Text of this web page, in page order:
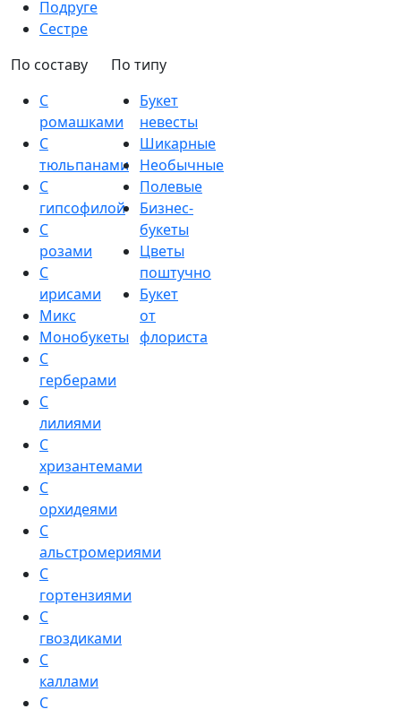
Подруге
Сестре
По составу
С
ромашками
С
тюльпанами
С
гипсофилой
С
розами
С
ирисами
Микс
Монобукеты
С
герберами
С
лилиями
С
хризантемами
С
орхидеями
С
альстромериями
С
гортензиями
С
гвоздиками
С
каллами
С
По типу
Букет
невесты
Шикарные
Необычные
Полевые
Бизнес-
букеты
Цветы
поштучно
Букет
от
флориста